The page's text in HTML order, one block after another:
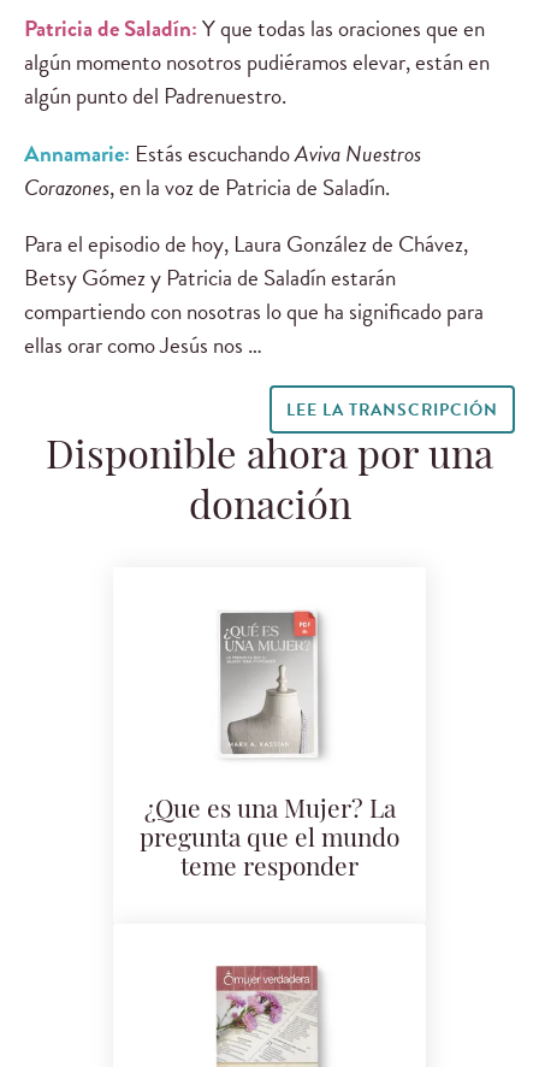
Patricia de Saladín:Y que todas las oraciones que en
algún momento nosotros pudiéramos elevar, están en
algún punto del Padrenuestro.
Annamarie: Estás escuchandoAviva Nuestros
Corazones, en la voz de Patricia de Saladín.
Para el episodio de hoy, Laura González de Chávez,
Betsy Gómez y Patricia de Saladín estarán
compartiendo con nosotras lo que ha significado para
ellas orar como Jesús nos …
LEE LA TRANSCRIPCIÓN
Disponible ahora por una
donación
¿Que es una Mujer? La
pregunta que el mundo
teme responder